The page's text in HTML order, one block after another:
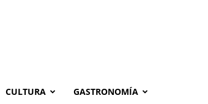
CULTURA GASTRONOMÍA